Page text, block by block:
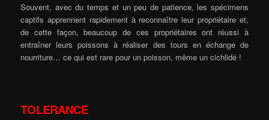
Souvent, avec du temps et un peu de patience, les spécimens
captifs apprennent rapidement à reconnaître leur propriétaire et,
de cette façon, beaucoup de ces propriétaires ont réussi à
entraîner leurs poissons à réaliser des tours en échange de
nourriture… ce qui est rare pour un poisson, même un cichlidé !
TOLERANCE